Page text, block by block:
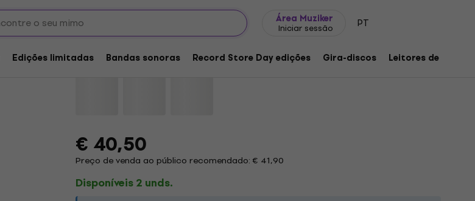
Área Muziker
Iniciar sessão PT
Edições limitadas Bandas sonoras Record Store Day edições Gira-discos Leitores de música
Cowboy Junkies - Lay It Down (LP)
Marca: Cowboy JunkiesCódigo do produto:1257329
€ 40,50
Preço de venda ao público recomendado: € 41,90
Disponíveis 2 unds.